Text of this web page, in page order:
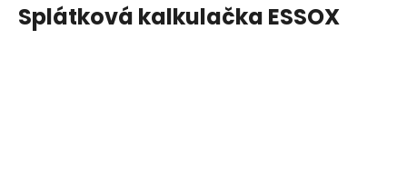
Splátková kalkulačka ESSOX